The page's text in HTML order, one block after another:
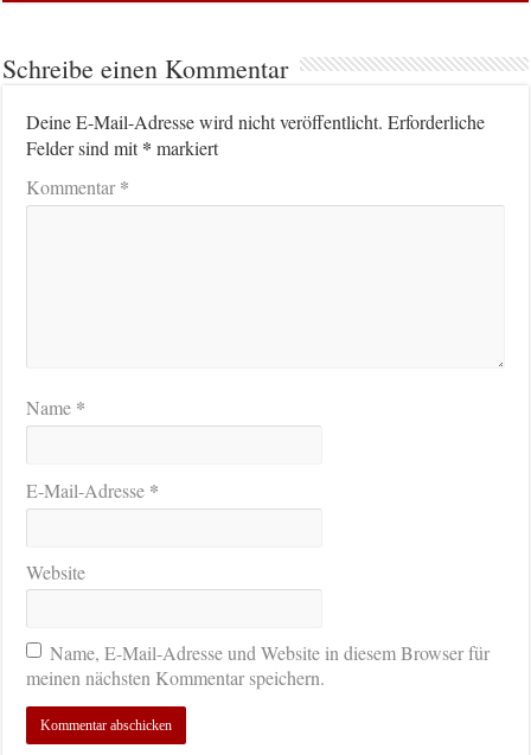
Schreibe einen Kommentar
Deine E-Mail-Adresse wird nicht veröffentlicht. Erforderliche
Felder sind mit* markiert
Kommentar*
Name *
E-Mail-Adresse *
Website
Name, E-Mail-Adresse und Website in diesem Browser für
meinen nächsten Kommentar speichern.